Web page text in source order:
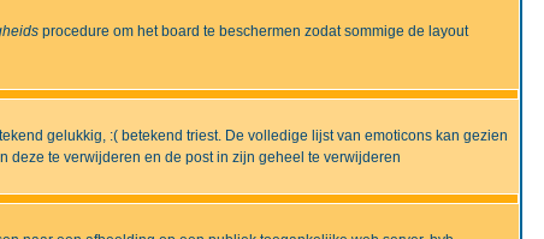
procedure om het board te beschermen zodat sommige de layout
gelukkig, :( betekend triest. De volledige lijst van emoticons kan gezien
deze te verwijderen en de post in zijn geheel te verwijderen